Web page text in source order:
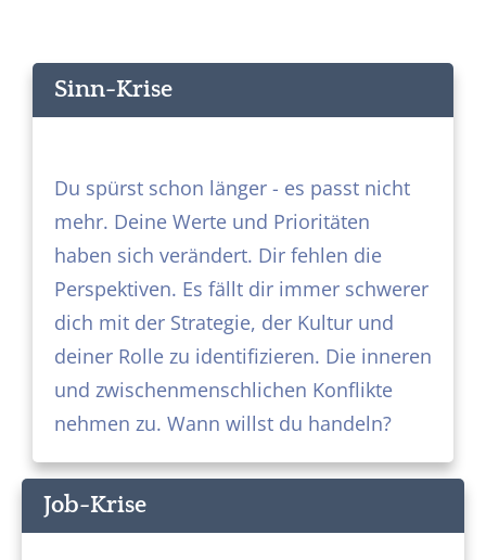
Sinn-Krise
Du spürst schon länger - es passt nicht
mehr. Deine Werte und Prioritäten
haben sich verändert. Dir fehlen die
Perspektiven. Es fällt dir immer schwerer
dich mit der Strategie, der Kultur und
deiner Rolle zu identifizieren. Die inneren
und zwischenmenschlichen Konflikte
nehmen zu. Wann willst du handeln?
Job-Krise